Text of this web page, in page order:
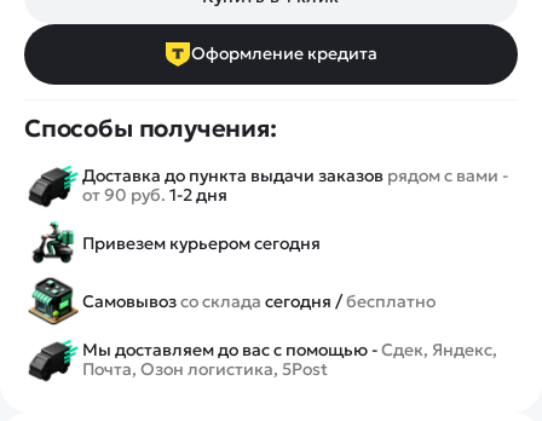
Оформление кредита
Способы получения:
Доставка до пункта выдачи заказов рядом с вами -
от 90 руб. 1-2 дня
Привезем курьером сегодня
Самовывозсо склада сегодня /бесплатно
Мы доставляем до вас с помощью -Сдек, Яндекс,
Почта, Озон логистика, 5Post